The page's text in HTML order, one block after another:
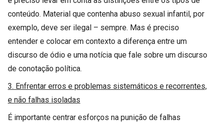
conteúdo. Material que contenha abuso sexual infantil, por
exemplo, deve ser ilegal – sempre. Mas é preciso
entender e colocar em contexto a diferença entre um
discurso de ódio e uma notícia que fale sobre um discurso
de conotação política.
3. Enfrentar erros e problemas sistemáticos e recorrentes,
e não falhas isoladas
É importante centrar esforços na punição de falhas